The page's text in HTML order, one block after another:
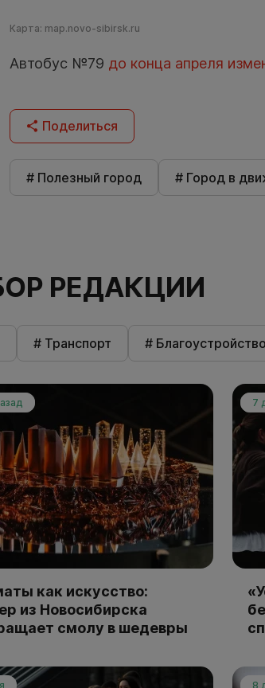
Карта: map.novo-sibirsk.ru
Автобус №79 до конца апреля
Поделиться
# Полезный город # Город в
РЕДАКЦИИ
# Транспорт # Благоустройство
как искусство:
из Новосибирска
смолу в шедевры
7
8